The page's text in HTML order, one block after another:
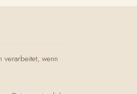
verarbeitet, wenn